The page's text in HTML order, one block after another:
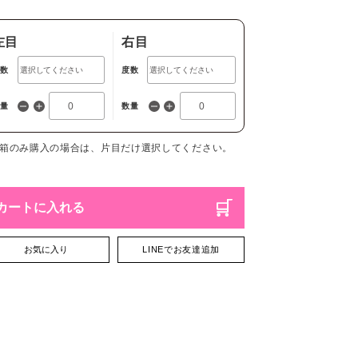
目 右目
度数
数量
のみ購入の場合は、片目だけ選択してください。
ートに入れる
お気に入り LINEでお友達追加